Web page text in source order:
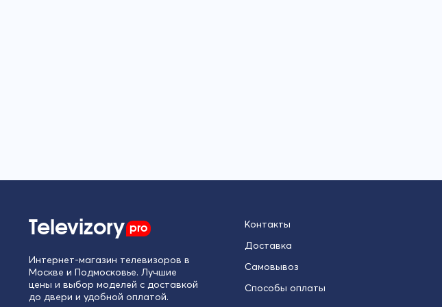
Televizory pro
Интернет-магазин телевизоров в
Москве и Подмосковье. Лучшие
цены и выбор моделей с доставкой
до двери и удобной оплатой.
Контакты
Доставка
Самовывоз
Способы оплаты